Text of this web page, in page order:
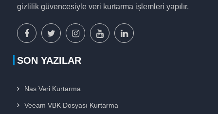
gizlilik güvencesiyle veri kurtarma işlemleri yapılır.
facebook
sayfamız
x
sayfamız
instagram
sayfamız
youtube
sayfamız
SON YAZILAR
Nas Veri Kurtarma
Veeam VBK Dosyası Kurtarma